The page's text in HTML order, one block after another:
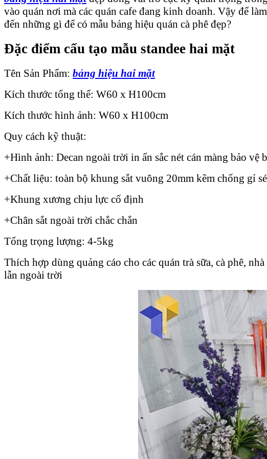
vào quán nơi mà các quán cafe đang kinh doanh. Vậy để
đến những gì để có mẫu bảng hiệu quán cà phê đẹp?
Đặc điểm cấu tạo mẫu standee hai mặt
Tên Sản Phẩm: bảng hiệu hai mặt
Kích thước tổng thể: W60 x H100cm
Kích thước hình ảnh: W60 x H100cm
Quy cách kỹ thuật:
+Hình ảnh: Decan ngoài trời in ấn sắc nét cán màng bảo vệ
+Chất liệu: toàn bộ khung sắt vuông 20mm kẽm chống gỉ
+Khung xương chịu lực cố định
+Chân sắt ngoài trời chắc chắn
Tổng trọng lượng: 4-5kg
Thích hợp dùng quảng cáo cho các quán trà sữa, cà phê,
lẫn ngoài trời